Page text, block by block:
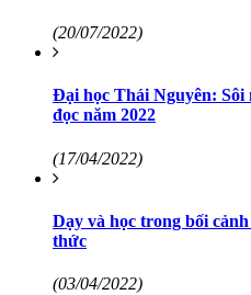
(20/07/2022)
Đại học Thái Nguyên: Sôi
đọc năm 2022
(17/04/2022)
Dạy và học trong bối
thức
(03/04/2022)